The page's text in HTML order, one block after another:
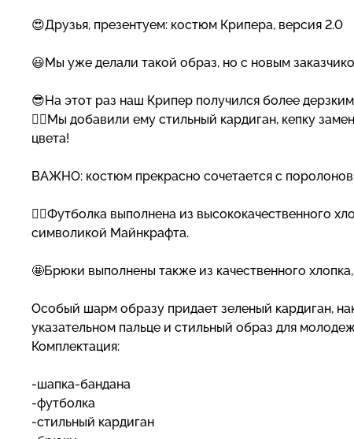
😍Друзья, презентуем: костюм Крипера, версия 2.0
😃Мы уже делали такой образ, но с новым
😎На этот раз наш Крипер получился более
👌🏻Мы добавили ему стильный кардиган, кепку
цвета!
ВАЖНО: костюм прекрасно сочетается с
👌🏻Футболка выполнена из высококачественного
символикой Майнкрафта.
🤩Брюки выполнены также из качественного
Особый шарм образу придает зеленый кардиган,
указательном пальце и стильный образ для
Комплектация:
-шапка-бандана
-футболка
-стильный кардиган